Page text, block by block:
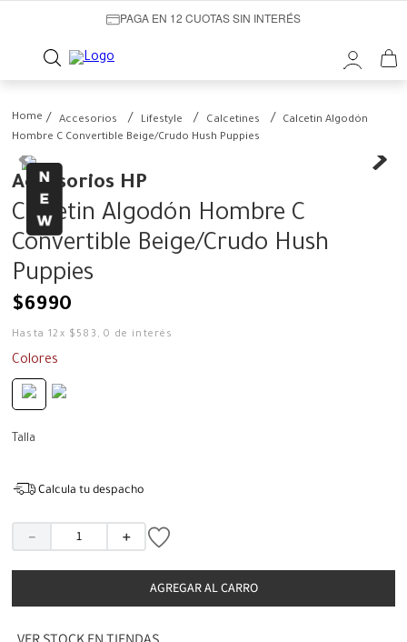
PAGA EN 12 CUOTAS SIN INTERÉS
Accesorios Lifestyle Calcetines
Calcetin Algodón
Hombre C Convertible Beige/Crudo Hush Puppies
Accesorios HP
Calcetin Algodón Hombre C
Convertible Beige/Crudo Hush
Puppies
$6990
Hasta12 x $ 583 ,0 de interés
Colores
Talla
Calcula tu despacho
＋
－
AGREGAR AL CARRO